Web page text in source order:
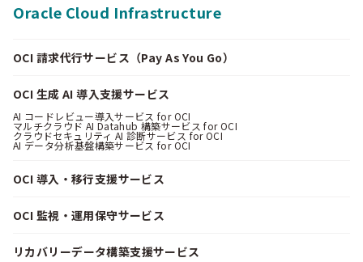
Oracle Cloud Infrastructure
OCI 請求代行サービス（Pay As You Go）
OCI 生成 AI 導入支援サービス
AI コードレビュー導入サービス for OCI
マルチクラウド AI Datahub 構築サービス for OCI
クラウドセキュリティ AI 診断サービス for OCI
AI データ分析基盤構築サービス for OCI
OCI 導入・移行支援サービス
OCI 監視・運用保守サービス
リカバリーデータ構築支援サービス